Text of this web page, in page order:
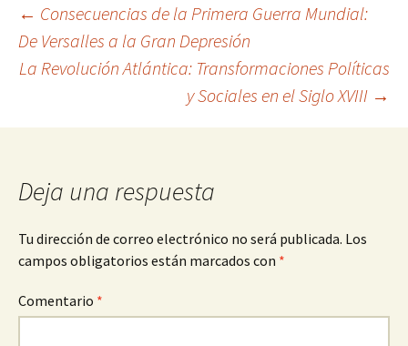
Navegación
de
entradas
← Consecuencias de la Primera Guerra Mundial:
De Versalles a la Gran Depresión
La Revolución Atlántica: Transformaciones Políticas
y Sociales en el Siglo XVIII →
Deja una respuesta
Tu dirección de correo electrónico no será publicada. Los
campos obligatorios están marcados con *
Comentario *